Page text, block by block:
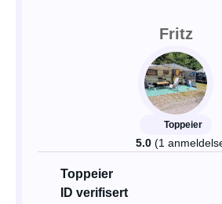
Fritz
Toppeier
5.0 (1
Toppeier
ID verifisert